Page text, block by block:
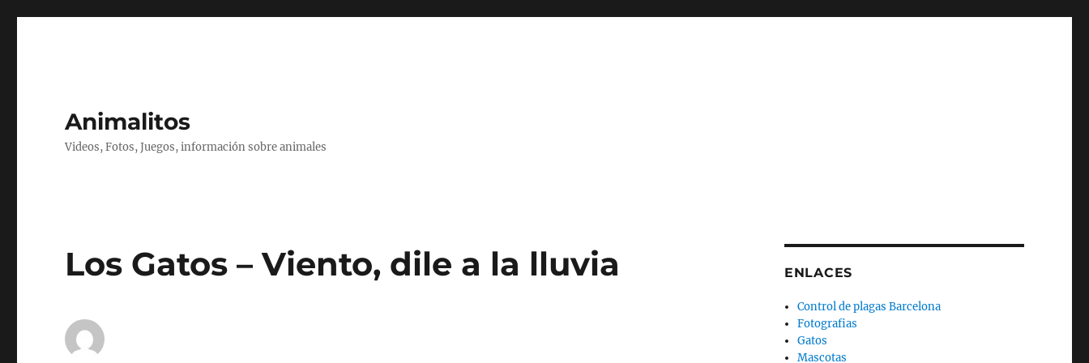
Animalitos
Videos, Fotos, Juegos, información sobre animales
Los Gatos – Viento, dile a la lluvia ENLACES
Control de plagas Barcelona
Fotografias
Gatos
Mascotas